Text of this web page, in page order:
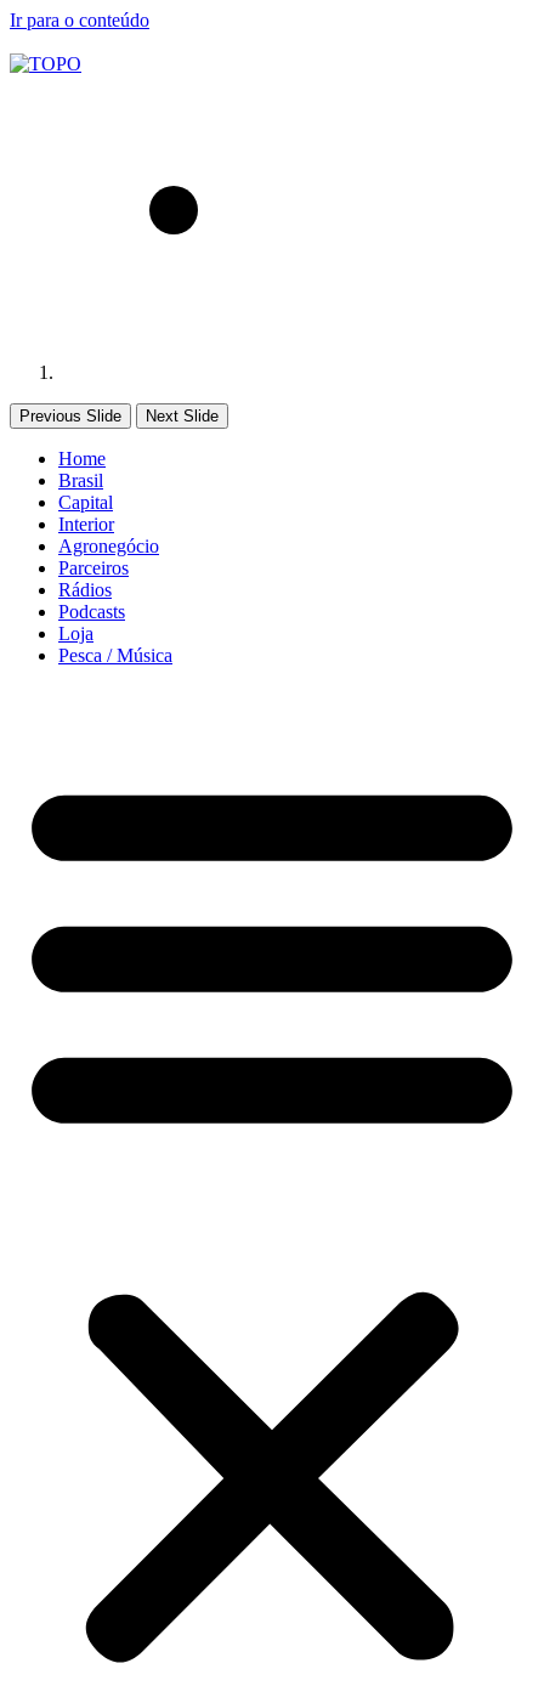
Ir para o conteúdo
Previous Slide Next Slide
Home
Brasil
Capital
Interior
Agronegócio
Parceiros
Rádios
Podcasts
Loja
Pesca / Música